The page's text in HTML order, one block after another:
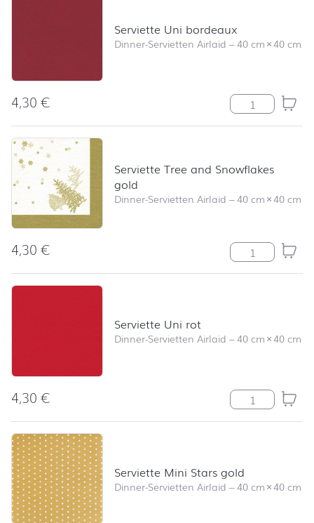
Serviette Uni bordeaux
Dinner-Servietten Airlaid –40 cm×40 cm
4,30€ Serviette Uni
Serviette Tree and Snowflakes
gold
Dinner-Servietten Airlaid –40 cm×40 cm
4,30€ Serviette Tree
Serviette Uni rot
Dinner-Servietten Airlaid –40 cm×40 cm
4,30€ Serviette Uni
Serviette Mini Stars gold
Dinner-Servietten Airlaid –40 cm×40 cm